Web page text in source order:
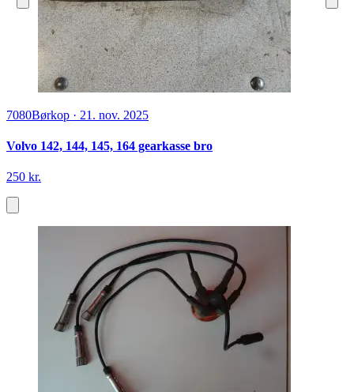
7080Børkop · 21. nov. 2025
Volvo 142, 144, 145, 164 gearkasse bro
250 kr.